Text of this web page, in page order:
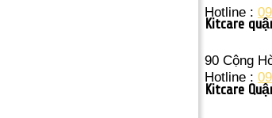
Hotline :
Kitcare
90 Cộng
Hotline :
Kitcare